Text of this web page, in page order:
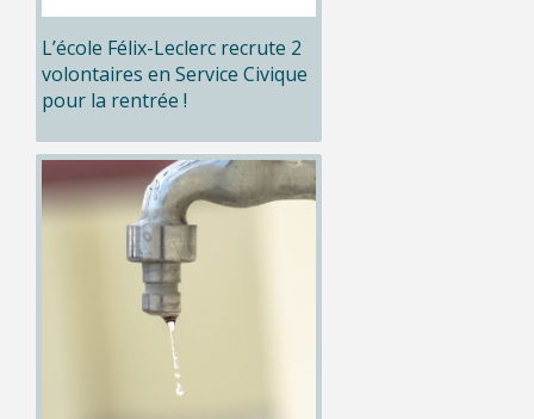
L’école Félix-Leclerc recrute 2
volontaires en Service Civique
pour la rentrée !